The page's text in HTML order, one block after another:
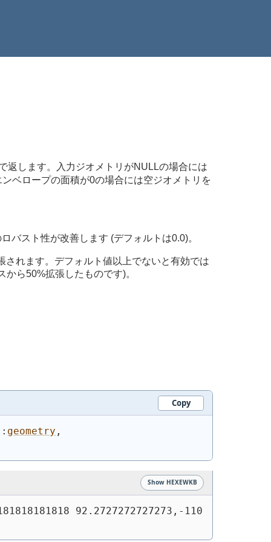
返します。入力ジオメトリがNULLの場合には
ベロープの面積が0の場合には空ジオメトリを
バスト性が改善します (デフォルトは0.0)。
れます。デフォルト値以上でないと有効では
ら50%拡張したものです)。
Copy
geometry ,
Show HEXEWKB
92.2727272727273,-110